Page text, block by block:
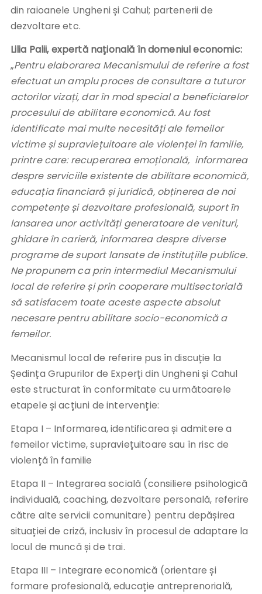
din raioanele Ungheni și Cahul; partenerii de
dezvoltare etc.
Lilia Palii, expertă națională în domeniul economic:
„Pentru elaborarea Mecanismului de referire a fost
efectuat un amplu proces de consultare a tuturor
actorilor vizați, dar în mod special a beneficiarelor
procesului de abilitare economică. Au fost
identificate mai multe necesități ale femeilor
victime și supraviețuitoare ale violenței în familie,
printre care: recuperarea emoțională, informarea
despre serviciile existente de abilitare economică,
educația financiară și juridică, obținerea de noi
competențe și dezvoltare profesională, suport în
lansarea unor activități generatoare de venituri,
ghidare în carieră, informarea despre diverse
programe de suport lansate de instituțiile publice.
Ne propunem ca prin intermediul Mecanismului
local de referire și prin cooperare multisectorială
să satisfacem toate aceste aspecte absolut
necesare pentru abilitare socio-economică a
femeilor.
Mecanismul local de referire pus în discuție la
Ședința Grupurilor de Experți din Ungheni și Cahul
este structurat în conformitate cu următoarele
etapele și acțiuni de intervenție:
Etapa I – Informarea, identificarea și admitere a
femeilor victime, supraviețuitoare sau în risc de
violență în familie
Etapa II – Integrarea socială (consiliere psihologică
individuală, coaching, dezvoltare personală, referire
către alte servicii comunitare) pentru depășirea
situației de criză, inclusiv în procesul de adaptare la
locul de muncă și de trai.
Etapa III – Integrare economică (orientare și
formare profesională, educație antreprenorială,